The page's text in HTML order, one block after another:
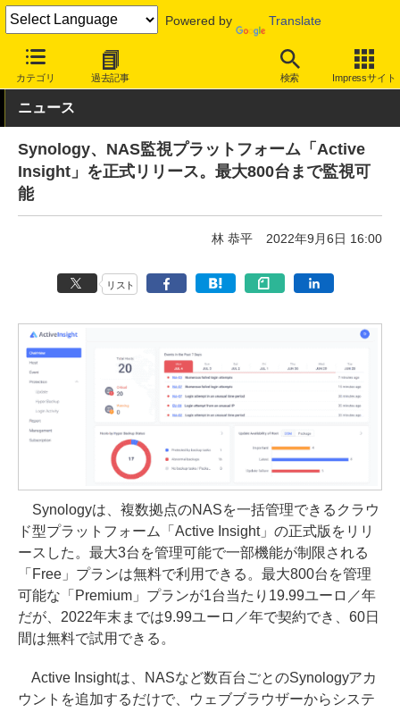
Powered by Translate
カテゴリ 過去記事 検索 Impressサイト
INTERNET Watch サービス/ソフト サービス ビジネス向け
ニュース
Synology、NAS監視プラットフォーム「Active
Insight」を正式リリース。最大800台まで監視可
能
林 恭平 2022年9月6日 16:00
リスト
Synologyは、複数拠点のNASを一括管理できるクラウ
ド型プラットフォーム「Active Insight」の正式版をリリ
ースした。最大3台を管理可能で一部機能が制限される
「Free」プランは無料で利用できる。最大800台を管理
可能な「Premium」プランが1台当たり19.99ユーロ／年
だが、2022年末までは9.99ユーロ／年で契約でき、60日
間は無料で試用できる。
Active Insightは、NASなど数百台ごとのSynologyアカ
ウントを追加するだけで、ウェブブラウザーからシステ